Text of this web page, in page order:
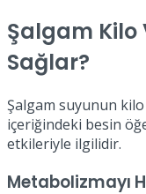
Şalgam Kilo
Sağlar?
Şalgam suyunun kilo
içeriğindeki besin
etkileriyle ilgilidir.
Metabolizmayı